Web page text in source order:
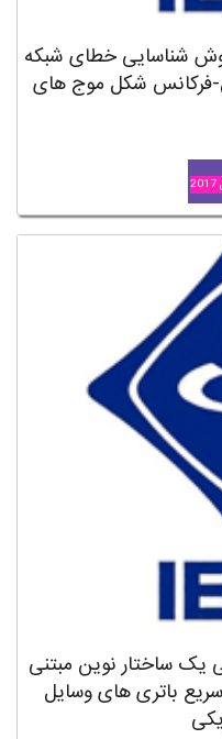
شناسایی خطای شبکه
فرکانس شکل موج های
یک ساختار نوین مبتنی
باتری های وسایل